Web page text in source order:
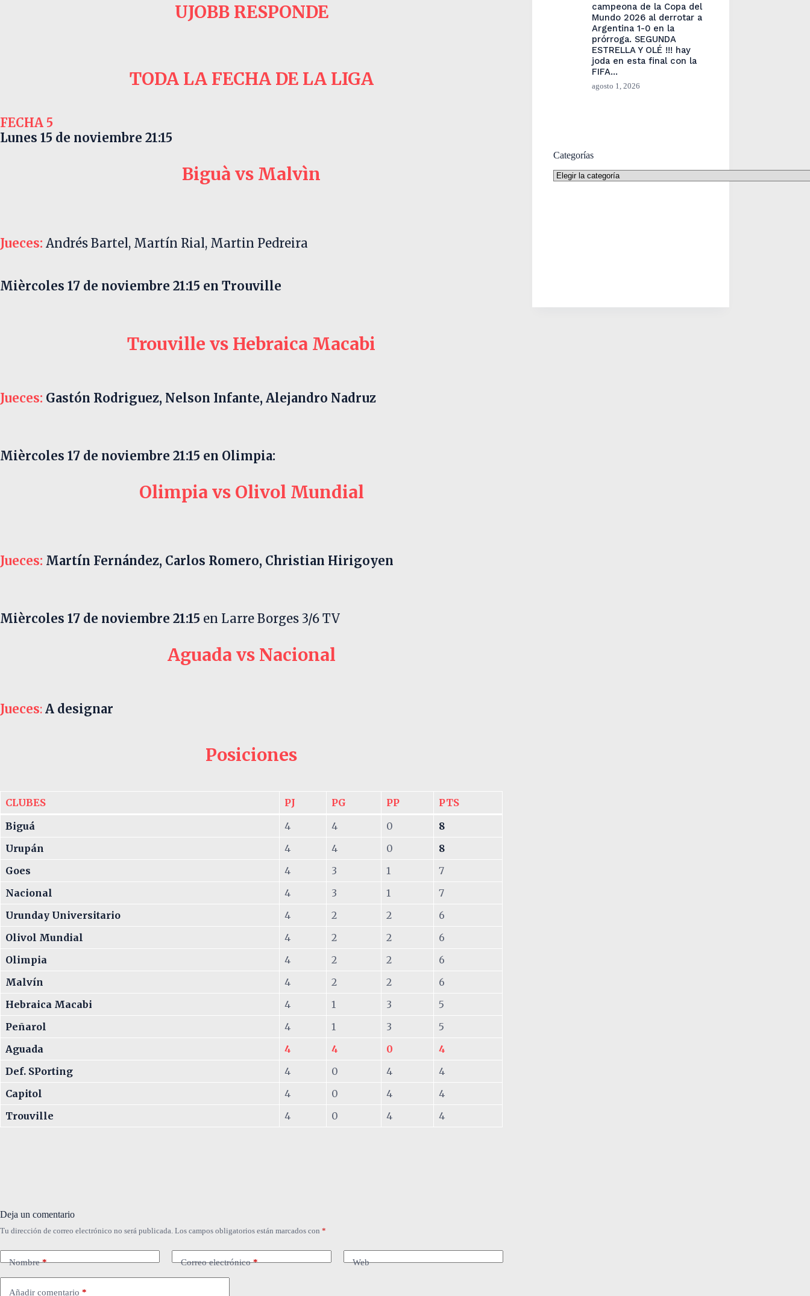
UJOBB RESPONDE
TODA LA FECHA DE LA LIGA
FECHA 5
Lunes 15 de noviembre 21:15
Biguà vs Malvìn
Jueces: Andrés Bartel, Martín Rial, Martin Pedreira
Mièrcoles 17 de noviembre 21:15 en Trouville
Trouville vs Hebraica Macabi
Jueces: Gastón Rodriguez, Nelson Infante, Alejandro Nadruz
Mièrcoles 17 de noviembre 21:15 en Olimpia:
Olimpia vs Olivol Mundial
Jueces: Martín Fernández, Carlos Romero, Christian Hirigoyen
Mièrcoles 17 de noviembre 21:15 en Larre Borges 3/6 TV
Aguada vs Nacional
Jueces: A designar
Posiciones
CLUBES PJ PG PP
PTS
Biguá
4 4 0
8
Urupán
4 4 0
8
Goes
4 3 1
7
Nacional
4 3 1
7
Urunday Universitario
4 2 2
6
Olivol Mundial
4 2 2
6
Olimpia
4 2 2
6
Malvín
4 2 2
6
Hebraica Macabi
4 1 3
5
Peñarol
4 1 3
5
Aguada
4 4 0
4
Def. SPorting
4 0 4
4
Capitol
4 0 4
4
Trouville
4 0 4 4
campeona de la Copa del
Mundo 2026 al derrotar a
Argentina 1-0 en la
prórroga. SEGUNDA
ESTRELLA Y OLÉ !!! hay
joda en esta final con la
FIFA…
agosto 1, 2026
Categorías
Categorías
Deja un comentario
Tu dirección de correo electrónico no será publicada. Los campos obligatorios están marcados con *
Nombre* Correo electrónico* Web
Añadir comentario *